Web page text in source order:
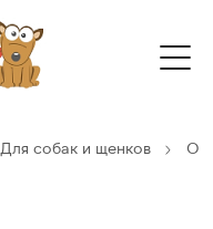
Для собак и щенков